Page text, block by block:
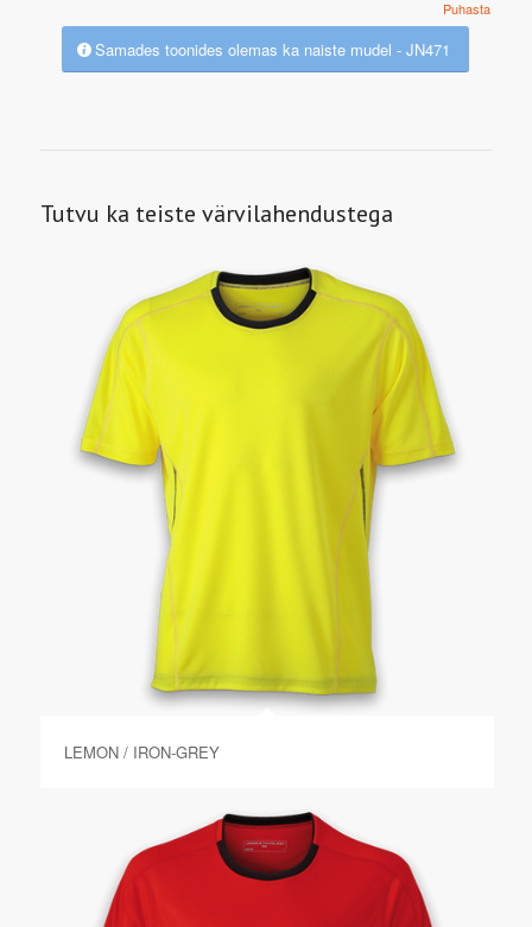
Puhasta
Samades toonides olemas ka naiste mudel - JN471
Tutvu ka teiste värvilahendustega
LEMON / IRON-GREY